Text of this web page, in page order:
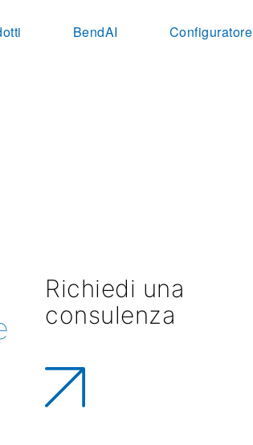
BendAI Configuratore
Richiedi una
consulenza